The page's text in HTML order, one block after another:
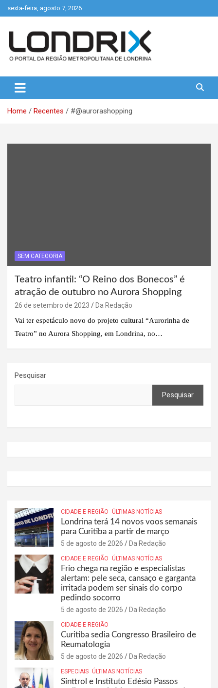
to
sexta-feira, agosto 7, 2026
Londrix
Home Recentes #@aurorashopping
SEM CATEGORIA
Teatro infantil: “O Reino dos Bonecos” é
atração de outubro no Aurora Shopping
26 de setembro de 2023
Da Redação
Vai ter espetáculo novo do projeto cultural “Aurorinha de
Teatro” no Aurora Shopping, em Londrina, no…
Pesquisar
Pesquisar
CIDADE E REGIÃO ÚLTIMAS NOTÍCIAS
Londrina terá 14 novos voos semanais
para Curitiba a partir de março
5 de agosto de 2026 Da Redação
CIDADE E REGIÃO ÚLTIMAS NOTÍCIAS
Frio chega na região e especialistas
alertam: pele seca, cansaço e garganta
irritada podem ser sinais do corpo
pedindo socorro
5 de agosto de 2026 Da Redação
CIDADE E REGIÃO
Curitiba sedia Congresso Brasileiro de
Reumatologia
5 de agosto de 2026 Da Redação
ESPECIAIS ÚLTIMAS NOTÍCIAS
Sinttrol e Instituto Edésio Passos